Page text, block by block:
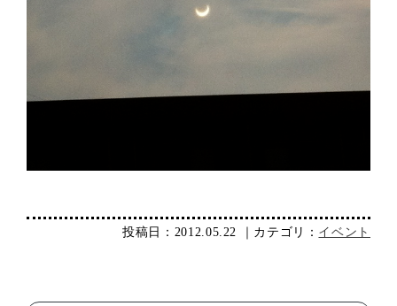
投稿日：2012.05.22 ｜カテゴリ： イベント